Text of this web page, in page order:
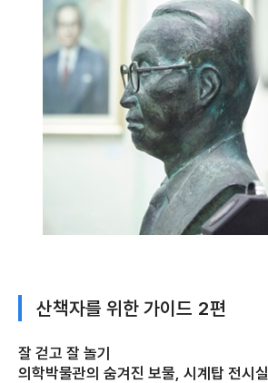
산책자를 위한 가이드 2편
잘 걷고 잘 놀기
의학박물관의 숨겨진 보물, 시계탑 전시실